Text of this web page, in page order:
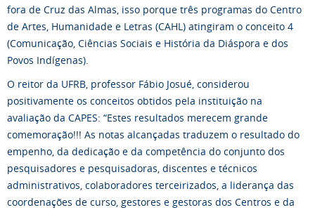
fora de Cruz das Almas, isso porque três programas do Centro
de Artes, Humanidade e Letras (CAHL) atingiram o conceito 4
(Comunicação, Ciências Sociais e História da Diáspora e dos
Povos Indígenas).
O reitor da UFRB, professor Fábio Josué, considerou
positivamente os conceitos obtidos pela instituição na
avaliação da CAPES: “Estes resultados merecem grande
comemoração!!! As notas alcançadas traduzem o resultado do
empenho, da dedicação e da competência do conjunto dos
pesquisadores e pesquisadoras, discentes e técnicos
administrativos, colaboradores terceirizados, a liderança das
coordenações de curso, gestores e gestoras dos Centros e da